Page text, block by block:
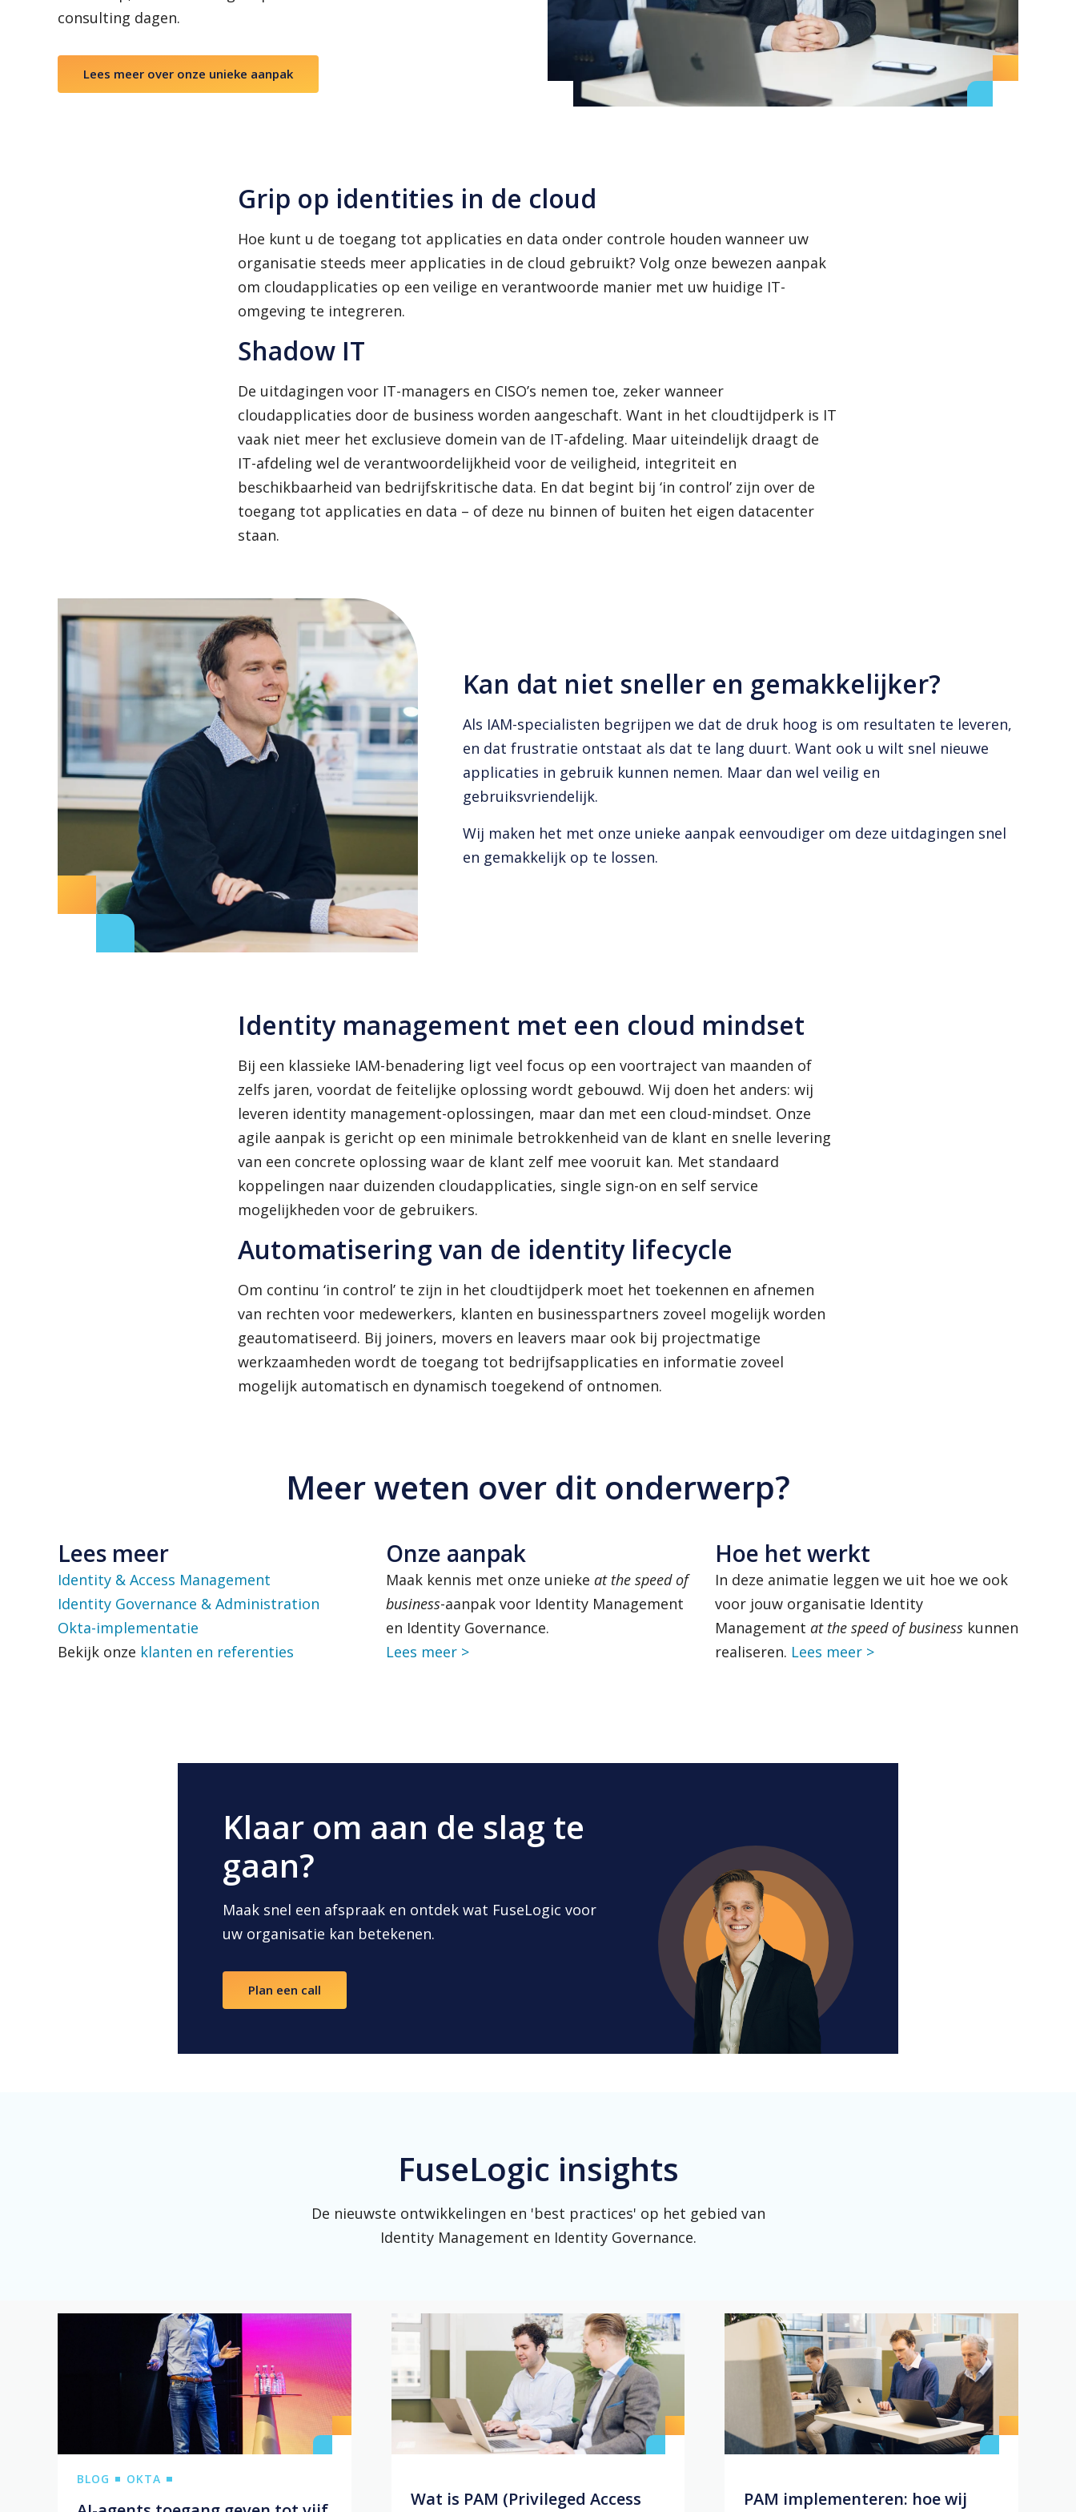
Passwordless
SSO en MFA
Hoe werkt het?
Plan een call
consulting dagen.
Lees meer over onze unieke aanpak
Grip op identities in de cloud
Hoe kunt u de toegang tot applicaties en data onder controle houden wanneer uw
organisatie steeds meer applicaties in de cloud gebruikt? Volg onze bewezen aanpak
om cloudapplicaties op een veilige en verantwoorde manier met uw huidige IT-
omgeving te integreren.
Shadow IT
De uitdagingen voor IT-managers en CISO’s nemen toe, zeker wanneer
cloudapplicaties door de business worden aangeschaft. Want in het cloudtijdperk is IT
vaak niet meer het exclusieve domein van de IT-afdeling. Maar uiteindelijk draagt de
IT-afdeling wel de verantwoordelijkheid voor de veiligheid, integriteit en
beschikbaarheid van bedrijfskritische data. En dat begint bij ‘in control’ zijn over de
toegang tot applicaties en data – of deze nu binnen of buiten het eigen datacenter
staan.
Kan dat niet sneller en gemakkelijker?
Als IAM-specialisten begrijpen we dat de druk hoog is om resultaten te leveren,
en dat frustratie ontstaat als dat te lang duurt. Want ook u wilt snel nieuwe
applicaties in gebruik kunnen nemen. Maar dan wel veilig en
gebruiksvriendelijk.
Wij maken het met onze unieke aanpak eenvoudiger om deze uitdagingen snel
en gemakkelijk op te lossen.
Identity management met een cloud mindset
Bij een klassieke IAM-benadering ligt veel focus op een voortraject van maanden of
zelfs jaren, voordat de feitelijke oplossing wordt gebouwd. Wij doen het anders: wij
leveren identity management-oplossingen, maar dan met een cloud-mindset. Onze
agile aanpak is gericht op een minimale betrokkenheid van de klant en snelle levering
van een concrete oplossing waar de klant zelf mee vooruit kan. Met standaard
koppelingen naar duizenden cloudapplicaties, single sign-on en self service
mogelijkheden voor de gebruikers.
Automatisering van de identity lifecycle
Om continu ‘in control’ te zijn in het cloudtijdperk moet het toekennen en afnemen
van rechten voor medewerkers, klanten en businesspartners zoveel mogelijk worden
geautomatiseerd. Bij joiners, movers en leavers maar ook bij projectmatige
werkzaamheden wordt de toegang tot bedrijfsapplicaties en informatie zoveel
mogelijk automatisch en dynamisch toegekend of ontnomen.
Meer weten over dit onderwerp?
Lees meer
Identity & Access Management
Identity Governance & Administration
Okta-implementatie
Bekijk onze klanten en referenties
Onze aanpak
Maak kennis met onze unieke at the speed of
business-aanpak voor Identity Management
en Identity Governance.
Lees meer >
Hoe het werkt
In deze animatie leggen we uit hoe we ook
voor jouw organisatie Identity
Management at the speed of businesskunnen
realiseren. Lees meer >
Klaar om aan de slag te
gaan?
Maak snel een afspraak en ontdek wat FuseLogic voor
uw organisatie kan betekenen.
Plan een call
FuseLogic insights
De nieuwste ontwikkelingen en 'best practices' op het gebied van
Identity Management en Identity Governance.
BLOG OKTA
Wat is PAM (Privileged Access PAM implementeren: hoe wij